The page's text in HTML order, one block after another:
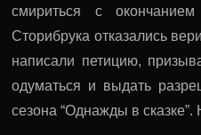
смириться с
Сторибрука отказались
написали петицию,
одуматься и выдать
сезона “Однажды в сказке”.